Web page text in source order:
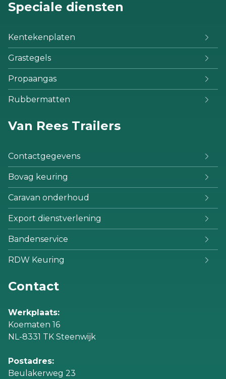
Speciale diensten
Kentekenplaten
Grastegels
Propaangas
Rubbermatten
Van Rees Trailers
Contactgegevens
Bovag keuring
Caravan onderhoud
Export dienstverlening
Bandenservice
RDW Keuring
Contact
Werkplaats:
Koematen 16
NL-8331 TK Steenwijk
Postadres:
Beulakerweg 23